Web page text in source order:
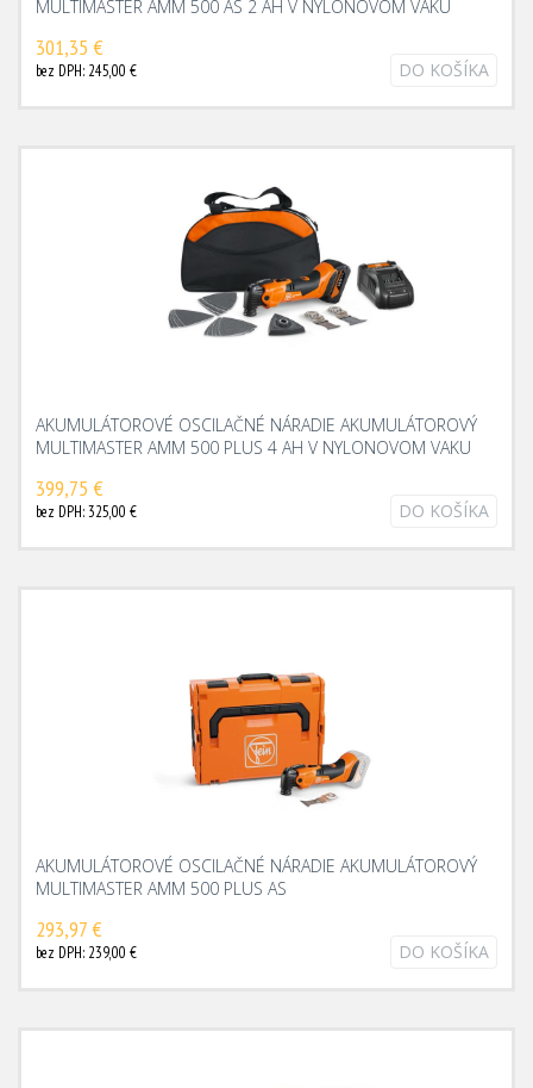
MULTIMASTER AMM 500 AS 2 AH V NYLONOVOM VAKU
301,35 €
bez DPH: 245,00 € DO KOŠÍKA
AKUMULÁTOROVÉ OSCILAČNÉ NÁRADIE AKUMULÁTOROVÝ
MULTIMASTER AMM 500 PLUS 4 AH V NYLONOVOM VAKU
399,75 €
bez DPH: 325,00 € DO KOŠÍKA
AKUMULÁTOROVÉ OSCILAČNÉ NÁRADIE AKUMULÁTOROVÝ
MULTIMASTER AMM 500 PLUS AS
293,97 €
bez DPH: 239,00 € DO KOŠÍKA